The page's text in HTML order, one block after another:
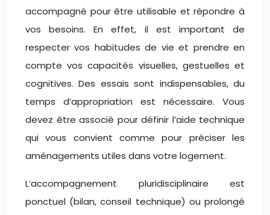
accompagné pour être utilisable et répondre à
vos besoins. En effet, il est important de
respecter vos habitudes de vie et prendre en
compte vos capacités visuelles, gestuelles et
cognitives. Des essais sont indispensables, du
temps d’appropriation est nécessaire. Vous
devez être associé pour définir l’aide technique
qui vous convient comme pour préciser les
aménagements utiles dans votre logement.
L’accompagnement pluridisciplinaire est
ponctuel (bilan, conseil technique) ou prolongé